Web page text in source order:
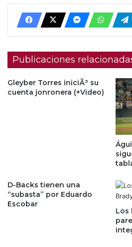
Publicaciones
Gleyber Torres iniciÃ³ su
cuenta jonronera (+Video)
D-Backs tienen una
“subasta” por Eduardo
Escobar
Los